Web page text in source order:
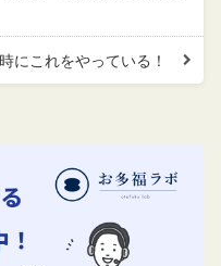
にこれをやっている！